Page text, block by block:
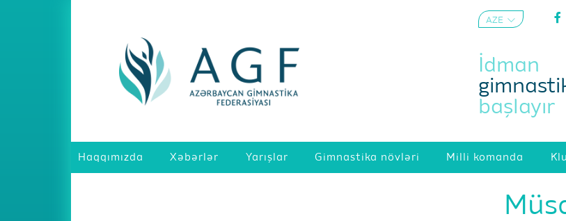
AZE
İdman
başlayır
Haqqımızda Xəbərlər Yarışlar Gimnastika növləri Milli komanda